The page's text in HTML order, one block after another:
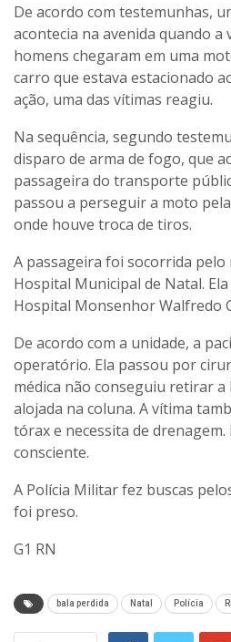
De acordo com testemunhas,
acontecia na avenida quando
homens chegaram em uma
carro que estava estacionado
ação, uma das vítimas reagiu.
Na sequência, segundo
disparo de arma de fogo, que
passageira do transporte
passou a perseguir a moto
onde houve troca de tiros.
A passageira foi socorrida
Hospital Municipal de Natal.
Hospital Monsenhor Walfredo
De acordo com a unidade, a
operatório. Ela passou por
médica não conseguiu retirar a
alojada na coluna. A vítima
tórax e necessita de drenagem.
consciente.
A Polícia Militar fez buscas
foi preso.
G1 RN
bala perdida Natal Polícia